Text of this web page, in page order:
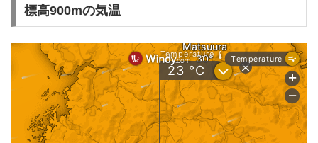
標高900mの気温